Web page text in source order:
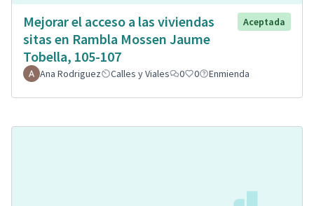
Mejorar el acceso a las viviendas
sitas en Rambla Mossen Jaume
Tobella, 105-107
Aceptada
Ana Rodriguez Calles y Viales 0 0 Enmienda